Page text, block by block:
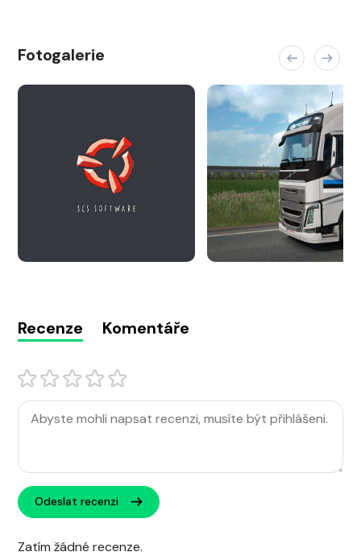
Fotogalerie
Recenze Komentáře
Odeslat recenzi
Zatím žádné recenze.